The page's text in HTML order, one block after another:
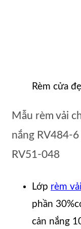
Rèm cửa
Mẫu rèm vải
nắng RV484-
RV51-048
Lớp rèm
phần
cản nắng